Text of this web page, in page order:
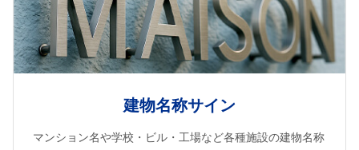
建物名称サイン
マンション名や学校・ビル・工場など各種施設の建物名称